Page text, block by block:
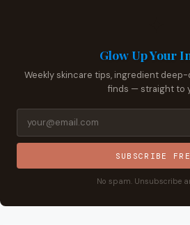
Glow Up Your
Weekly skincare tips, ingredient
finds — straight to
SUBSCRIBE
No spam. Unsubscribe